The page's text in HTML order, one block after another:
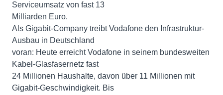
Serviceumsatz von fast 13
Milliarden Euro.
Als Gigabit-Company treibt Vodafone den Infrastruktur-
Ausbau in Deutschland
voran: Heute erreicht Vodafone in seinem bundesweiten
Kabel-Glasfasernetz fast
24 Millionen Haushalte, davon über 11 Millionen mit
Gigabit-Geschwindigkeit. Bis